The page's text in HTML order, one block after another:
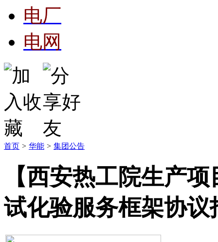
电厂
电网
首页 > 华能 > 集团公告
【西安热工院生产
试化验服务框架协